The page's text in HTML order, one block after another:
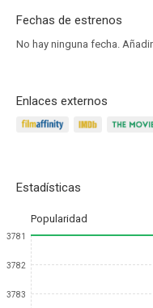
Fechas de estrenos
No hay ninguna fecha. Añadir
Enlaces externos
Estadísticas
Popularidad
3781
3782
3783